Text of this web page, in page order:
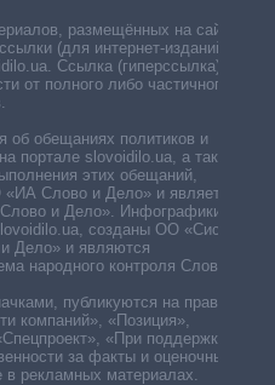
размещённых на сайте,
(для интернет-изданий —
Ссылка (гиперссылка)
от полного либо частичного
об обещаниях политиков и
портале slovoidilo.ua, а также
этих обещаний,
Слово и Дело» и является
и Дело». Инфографики,
созданы ОО «Система
Дело» и являются
народного контроля Слово и
публикуются на правах
компаний», «Позиция»,
«При поддержке».
за факты и оценочные
рекламных материалах.